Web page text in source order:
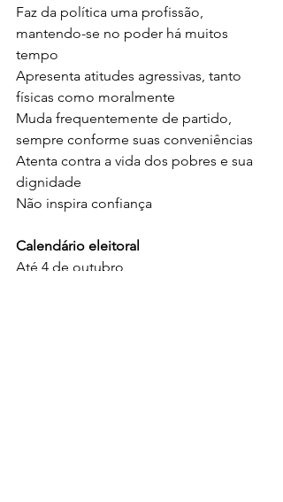
Faz da política uma profissão,
mantendo-se no poder há muitos
tempo
Apresenta atitudes agressivas, tanto
físicas como moralmente
Muda frequentemente de partido,
sempre conforme suas conveniências
Atenta contra a vida dos pobres e sua
dignidade
Não inspira confiança
Calendário eleitoral
Até 4 de outubro